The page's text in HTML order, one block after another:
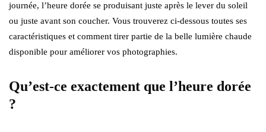
journée, l’heure dorée se produisant juste après le lever du soleil
ou juste avant son coucher. Vous trouverez ci-dessous toutes ses
caractéristiques et comment tirer partie de la belle lumière chaude
disponible pour améliorer vos photographies.
Qu’est-ce exactement que l’heure dorée
?